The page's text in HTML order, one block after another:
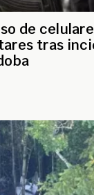
de
tras